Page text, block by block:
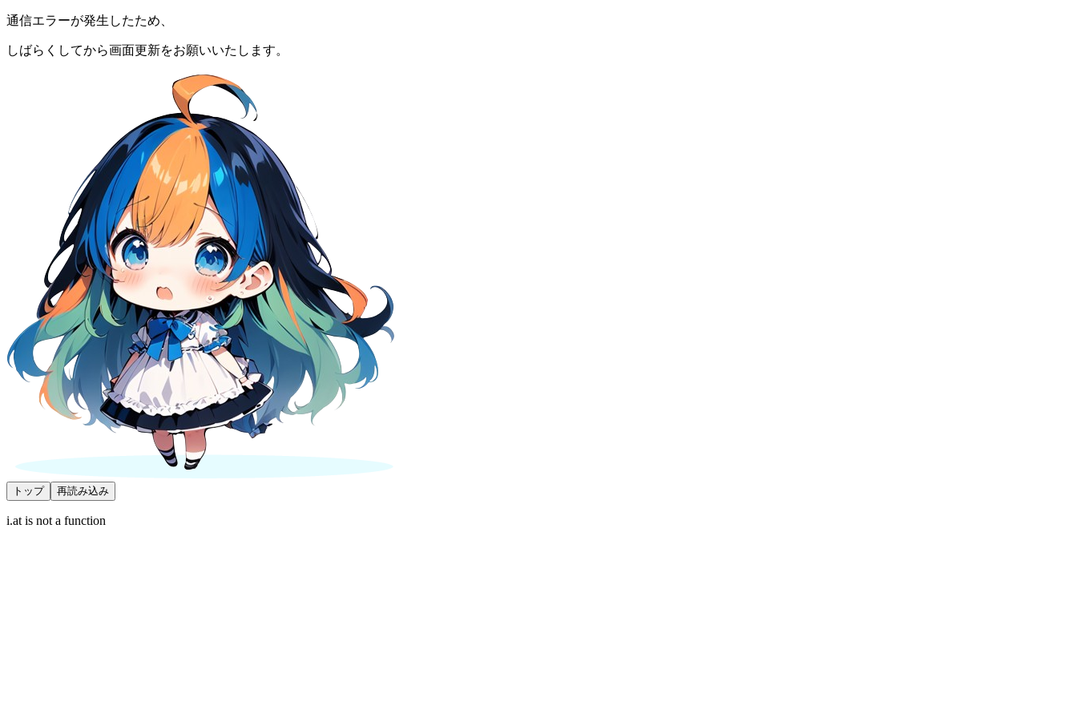
通信エラーが発生したため、
しばらくしてから画面更新をお願いいたします。
トップ 再読み込み
i.at is not a function